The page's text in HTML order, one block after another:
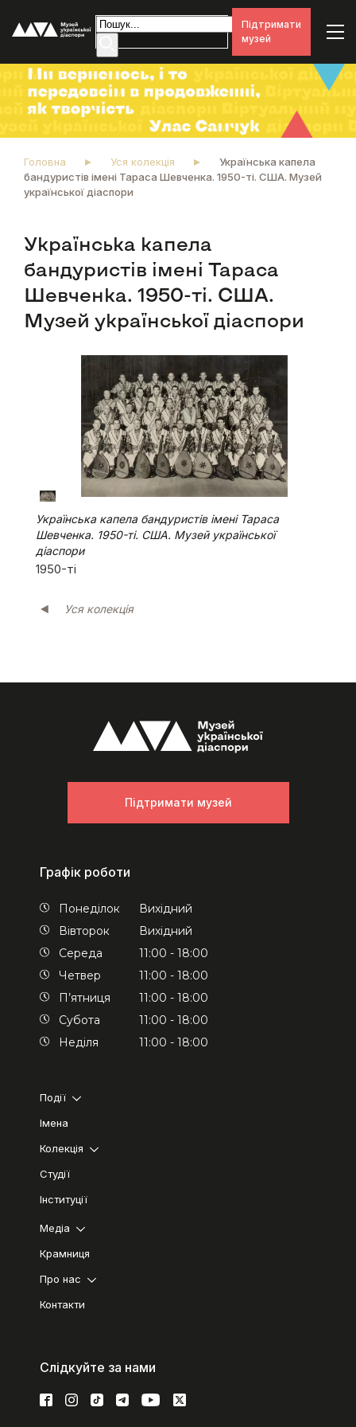
Підтримати
музей
Головна Уся колекція
Українська капела
бандуристів імені Тараса Шевченка. 1950-ті. США. Музей
української діаспори
Українська капела
бандуристів імені Тараса
Шевченка. 1950-ті. США.
Музей української діаспори
Українська капела бандуристів імені Тараса
Шевченка. 1950-ті. США. Музей української
діаспори
1950-ті
Уся колекція
Підтримати музей
Графік роботи
Понеділок
Вівторок
Середа
Четвер
П’ятниця
Субота
Неділя
Вихідний
Вихідний
11:00 - 18:00
11:00 - 18:00
11:00 - 18:00
11:00 - 18:00
11:00 - 18:00
Події
Імена
Колекція
Студії
Інституції
Медіа
Крамниця
Про нас
Контакти
Слідкуйте за нами